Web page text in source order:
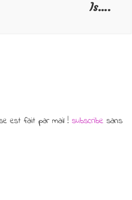
Is….
est fait par mail ! subscribe sans